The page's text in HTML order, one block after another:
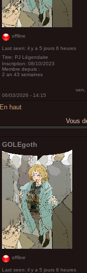
offline
Last seen: il y a 5 jours 6 heures
Titre: PJ Légendaire
Inscription: 08/10/2023
Membre depuis :
2 an 43 semaines
ven,
06/03/2026 - 14:15
En haut
Vous
GOLEgoth
offline
Last seen: il y a 5 jours 6 heures